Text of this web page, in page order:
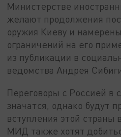
Министерстве
желают продолжения
оружия Киеву и
ограничений на его
из публикации в
ведомства Андрея
Переговоры с Россией в
значатся, однако будут
вступления этой
МИД также хотят